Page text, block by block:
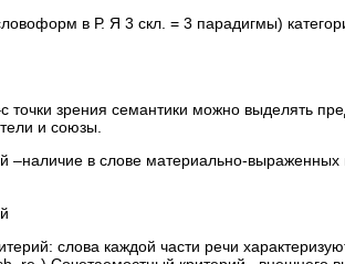
в Р. Я 3 скл. = 3 парадигмы)
точки зрения семантики можно выделять
и союзы.
–наличие в слове материально-
слова каждой части речи